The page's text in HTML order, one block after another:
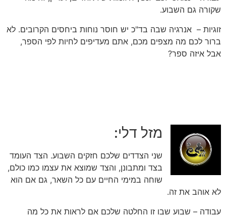
שקורה גם השבוע.
זוגיות – אנרגיה שבה בד"כ יש חוסר נוחות ביחסים הקרובים. לא
ברור לכם מה מצפים מכם, אתם מעדיפים לחיות לפי הספר,
אבל איזה ספר?
מזל דלי:
שני הצדדים שלכם חזקים השבוע. הצד העומד
בצד ומתבונן, והצד שמוצא את עצמו כמו כולם,
שוחה במימי החיים עם כל השאר, גם אם הוא
לא אוהב את זה.
עבודה – שבוע שבו זו החלטה שלכם אם לראות את כל מה